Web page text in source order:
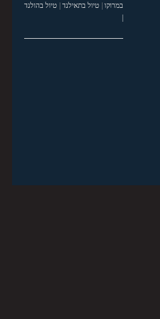
במרוקו| טיול בתאילנד| טיול בהולנד